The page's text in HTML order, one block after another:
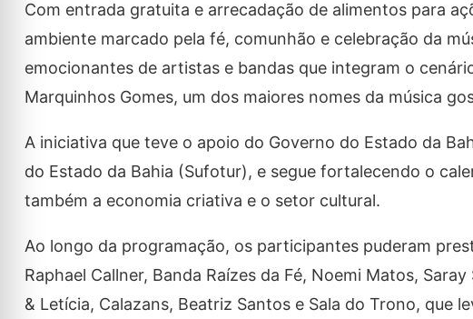
Com entrada gratuita e arrecadação de alimentos para
ambiente marcado pela fé, comunhão e celebração da
emocionantes de artistas e bandas que integram o
Marquinhos Gomes, um dos maiores nomes da música
A iniciativa que teve o apoio do Governo do Estado da
do Estado da Bahia (Sufotur), e segue fortalecendo o
também a economia criativa e o setor cultural.
Ao longo da programação, os participantes puderam
Raphael Callner, Banda Raízes da Fé, Noemi Matos,
& Letícia, Calazans, Beatriz Santos e Sala do Trono, que